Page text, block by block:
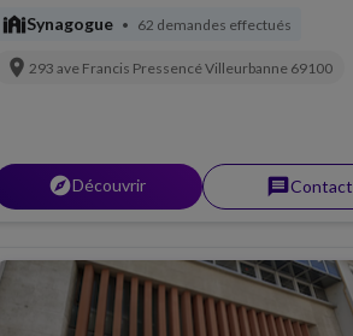
synagogueSynagogue • 62 demandes effectués
location_on 293 ave Francis PressencéVilleurbanne 69100
explorerDécouvrir messageContact